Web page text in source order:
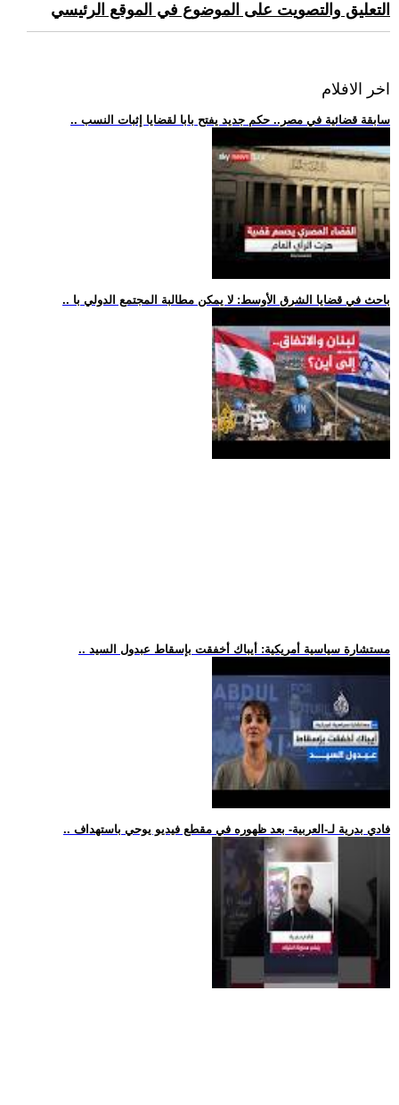
التعليق والتصويت على الموضوع في الموقع الرئيسي
اخر الافلام
.. سابقة قضائية في مصر.. حكم جديد يفتح بابا لقضايا إثبات النسب
.. باحث في قضايا الشرق الأوسط: لا يمكن مطالبة المجتمع الدولي با
.. مستشارة سياسية أمريكية: أيباك أخفقت بإسقاط عبدول السيد
.. فادي بدرية لـ-العربية- بعد ظهوره في مقطع فيديو يوحي باستهداف